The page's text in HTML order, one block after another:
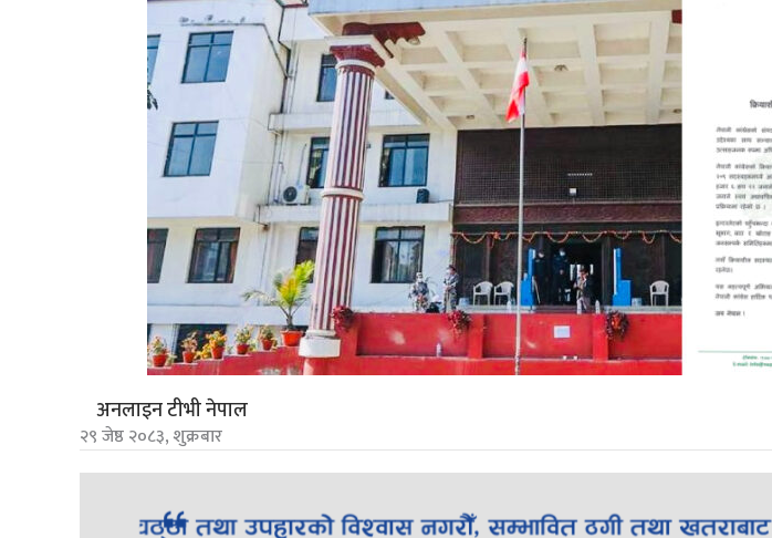
अनलाइन टीभी नेपाल
२९ जेष्ठ २०८३, शुक्रबार